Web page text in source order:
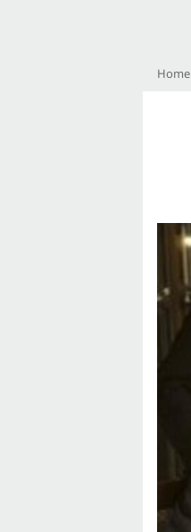
Home